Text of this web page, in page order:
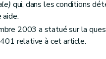
qui, dans les conditions
2003 a statué sur la
relative à cet article.